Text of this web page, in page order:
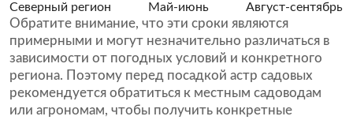
Северный регион
Май-июнь Август-сентябрь
Обратите внимание, что эти сроки являются
примерными и могут незначительно различаться в
зависимости от погодных условий и конкретного
региона. Поэтому перед посадкой астр садовых
рекомендуется обратиться к местным садоводам
или агрономам, чтобы получить конкретные